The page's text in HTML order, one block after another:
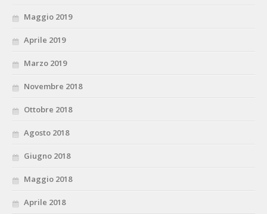
Maggio 2019
Aprile 2019
Marzo 2019
Novembre 2018
Ottobre 2018
Agosto 2018
Giugno 2018
Maggio 2018
Aprile 2018